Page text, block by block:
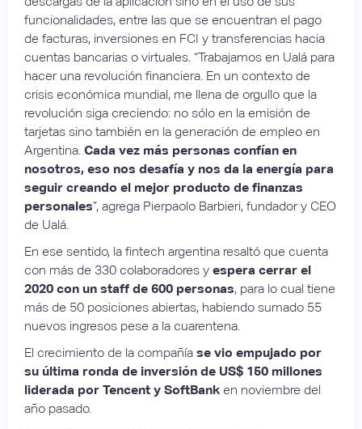
funcionalidades, entre las que se encuentran el pago
de facturas, inversiones en FCI y transferencias hacia
cuentas bancarias o virtuales. “Trabajamos en Ualá para
hacer una revolución financiera. En un contexto de
crisis económica mundial, me llena de orgullo que la
revolución siga creciendo: no sólo en la emisión de
tarjetas sino también en la generación de empleo en
Argentina. Cada vez más personas confían en
nosotros, eso nos desafía y nos da la energía para
seguir creando el mejor producto de finanzas
personales”, agrega Pierpaolo Barbieri, fundador y CEO
de Ualá.
En ese sentido, la fintech argentina resaltó que cuenta
con más de 330 colaboradores y espera cerrar el
2020 con un staff de 600 personas, para lo cual tiene
más de 50 posiciones abiertas, habiendo sumado 55
nuevos ingresos pese a la cuarentena.
El crecimiento de la compañía se vio empujado por
su última ronda de inversión de US$ 150 millones
liderada por Tencent y SoftBank en noviembre del
año pasado.